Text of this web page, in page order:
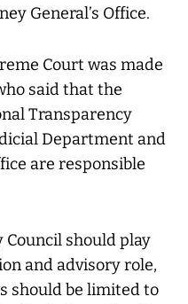
General’s Office.
Court was made
said that the
Transparency
Department and
are responsible
Council should play
and advisory role,
should be limited to